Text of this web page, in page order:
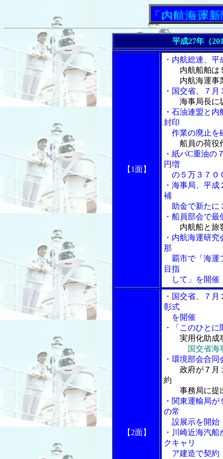
「内航海運新聞」
平成27年（
【1面】
・内航総連、
内航船舶は
内航海運事業
・国交省、７
海事局長に
・石油連盟と
封印
作業の廃止を
船員の荷役
・紙パC重油の
円増
の５万３７０
・海事局、平
補
助金で新たに
・船員部会で
内航船と旅
・内航海運研
那
覇市で「海運
目指
して」を開催
【2面】
・国交省、７
彰式
を開催
・「このひとに
実用化助成
国交省
・環境部会合
政府が７月
約
事務局に提
・関東運輸局
の常
設展示を開始
・川崎近海汽
クキャリ
ア建造で契約